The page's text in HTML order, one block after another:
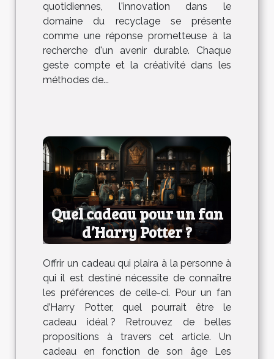
quotidiennes, l'innovation dans le
domaine du recyclage se présente
comme une réponse prometteuse à la
recherche d'un avenir durable. Chaque
geste compte et la créativité dans les
méthodes de...
Quel cadeau pour un fan
d’Harry Potter ?
Offrir un cadeau qui plaira à la personne à
qui il est destiné nécessite de connaître
les préférences de celle-ci. Pour un fan
d’Harry Potter, quel pourrait être le
cadeau idéal ? Retrouvez de belles
propositions à travers cet article. Un
cadeau en fonction de son âge Les